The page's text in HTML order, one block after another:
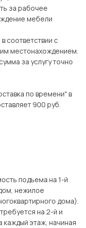
за рабочее
мебели
соответствии с
местонахождением.
за услугу точно
по времени" в
900 руб.
подъема на 1-й
нежилое
дома).
на 2-й и
этаж, начиная